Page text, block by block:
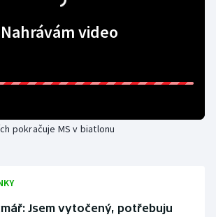
Nahrávám video
pokračuje MS v biatlonu
Jsem vytočený, potřebuju